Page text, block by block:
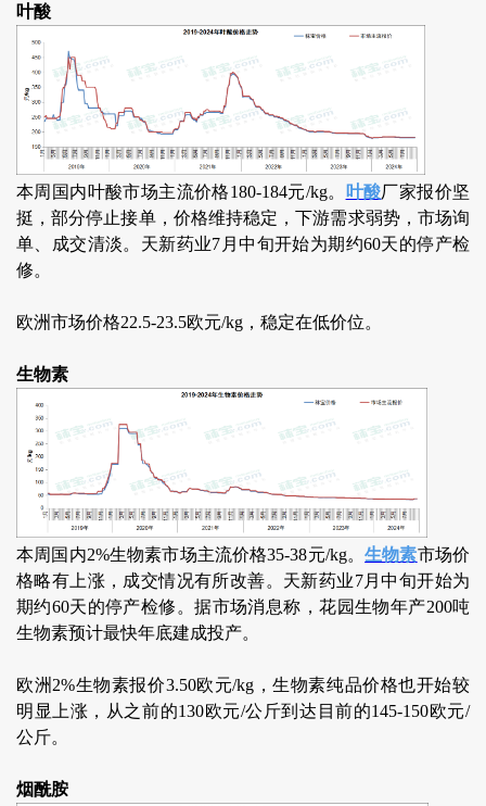
叶酸
本周国内叶酸市场主流价格180-184元/kg。 叶酸厂家报价坚
挺，部分停止接单，价格维持稳定，下游需求弱势，市场询
单、成交清淡。天新药业7月中旬开始为期约60天的停产检
修。
欧洲市场价格22.5-23.5欧元/kg，稳定在低价位。
生物素
本周国内2%生物素市场主流价格35-38元/kg。生物素市场价
格略有上涨，成交情况有所改善。天新药业7月中旬开始为
期约60天的停产检修。据市场消息称，花园生物年产200吨
生物素预计最快年底建成投产。
欧洲2%生物素报价3.50欧元/kg，生物素纯品价格也开始较
明显上涨，从之前的130欧元/公斤到达目前的145-150欧元/
公斤。
烟酰胺